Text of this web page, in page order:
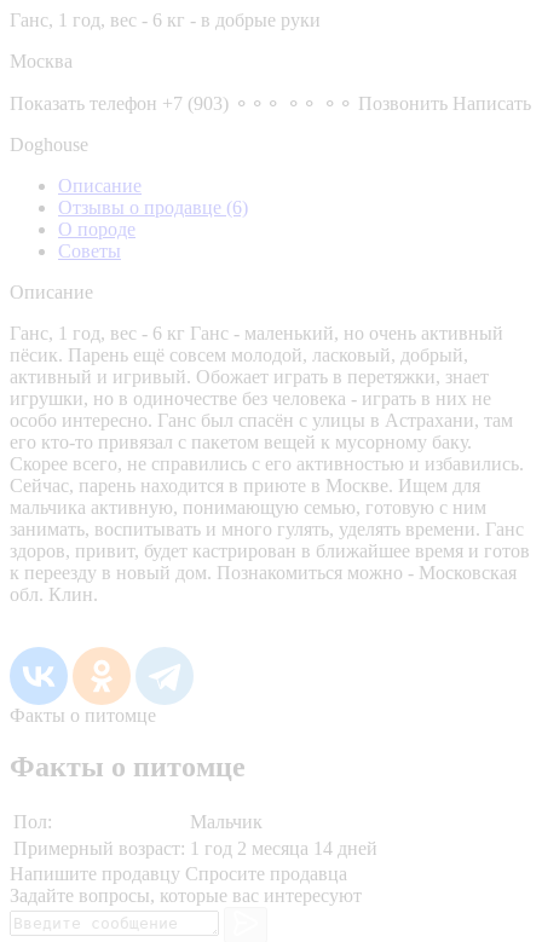
Ганс, 1 год, вес - 6 кг - в добрые руки
Москва
Показать телефон +7 (903) ⚬⚬⚬ ⚬⚬ ⚬⚬ Позвонить Написать
Doghouse
Описание
Отзывы о продавце (6)
О породе
Советы
Описание
Ганс, 1 год, вес - 6 кг Ганс - маленький, но очень активный
пёсик. Парень ещё совсем молодой, ласковый, добрый,
активный и игривый. Обожает играть в перетяжки, знает
игрушки, но в одиночестве без человека - играть в них не
особо интересно. Ганс был спасён с улицы в Астрахани, там
его кто-то привязал с пакетом вещей к мусорному баку.
Скорее всего, не справились с его активностью и избавились.
Сейчас, парень находится в приюте в Москве. Ищем для
мальчика активную, понимающую семью, готовую с ним
занимать, воспитывать и много гулять, уделять времени. Ганс
здоров, привит, будет кастрирован в ближайшее время и готов
к переезду в новый дом. Познакомиться можно - Московская
обл. Клин.
Факты о питомце
Факты о питомце
Пол:
Мальчик
Примерный возраст: 1 год 2 месяца 14 дней
Напишите продавцу Спросите продавца
Задайте вопросы, которые вас интересуют